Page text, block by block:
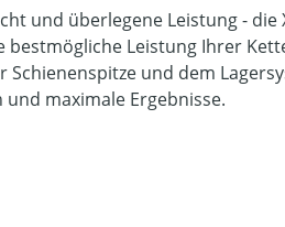
und überlegene Leistung - die
Leistung Ihrer
und dem
maximale Ergebnisse.